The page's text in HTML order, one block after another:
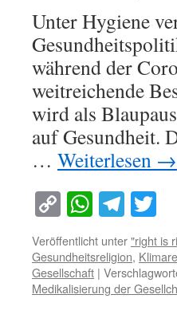
Unter Hygiene
während der
weitreichende
wird als
auf Gesundheit.
… Weiterlesen →
Copy
Link
Veröffentlicht unter"right is
Gesundheitsreligion,
Gesellschaft |
Medikalisierung der